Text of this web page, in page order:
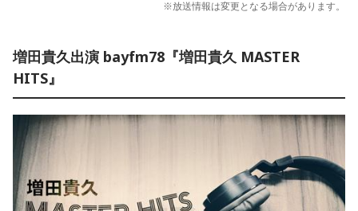
※放送情報は変更となる場合があります。
増田貴久出演 bayfm78『増田貴久 MASTER
HITS』